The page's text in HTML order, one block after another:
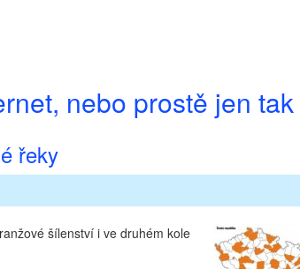
nebo prostě jen tak
řeky
šílenství i ve druhém kole